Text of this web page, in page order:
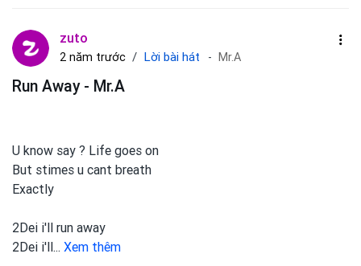
zuto
2 năm trước Lời bài hát Mr.A
Run Away - Mr.A
U know say ? Life goes on
But stimes u cant breath
Exactly
2Dei i'll run away
2Dei i'll... Xem thêm